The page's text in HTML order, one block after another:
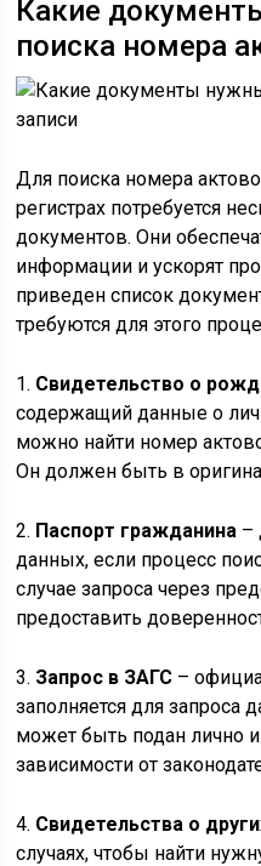
Какие
поиска номера
Для поиска номера
регистрах потребуется
документов. Они
информации и ускорят
приведен список
требуются для этого
1. Свидетельство о
содержащий данные о
можно найти номер
Он должен быть в
2. Паспорт гражданина –
данных, если процесс
случае запроса через
предоставить
3. Запрос в ЗАГС –
заполняется для запроса
может быть подан лично
зависимости от
4. Свидетельства о
случаях, чтобы найти